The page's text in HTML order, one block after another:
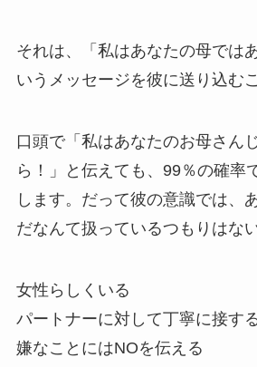
それは、「私はあなたの母では
いうメッセージを彼に送り込むこ
口頭で「私はあなたのお母さん
ら！」と伝えても、99％の確率
します。だって彼の意識では、
だなんて扱っているつもりはな
女性らしくいる
パートナーに対して丁寧に接す
嫌なことにはNOを伝える